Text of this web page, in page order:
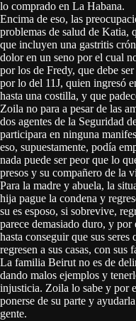
lo comprado en La Habana.
Encima de eso, las
problemas de salud de Katia,
que incluyen una gastritis
dolor en un seno por el cual
por los de Fredy, que debe
por lo del 11J, quien ingresó
hasta una costilla, y que
Zoila no para a pesar de las
dos agentes de la Seguridad
participara en ninguna
eso, supuestamente, podía
nada puede ser peor que lo
presos y su compañero de la
Para la madre y abuela, la
hija pague la condena y
su es esposo, si sobrevive,
parece demasiado duro, y
hasta conseguir que sus
regresen a sus casas, con sus
La familia Beirut no es de
dando malos ejemplos y
injusticia. Zoila lo sabe y por
ponerse de su parte y
gente.